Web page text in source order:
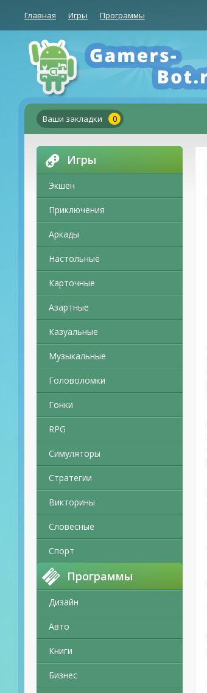
Главная Игры Программы
Ваши закладки 0
Игры
Экшен
Приключения
Аркады
Настольные
Карточные
Азартные
Казуальные
Музыкальные
Головоломки
Гонки
RPG
Симуляторы
Стратегии
Викторины
Словесные
Спорт
Программы
Дизайн
Авто
Книги
Бизнес